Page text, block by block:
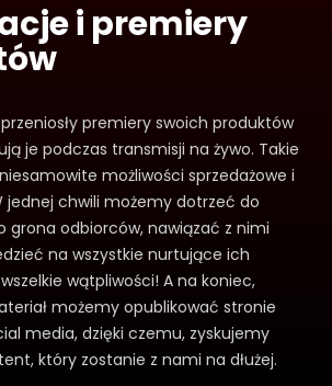
i premiery
premiery swoich produktów
je podczas transmisji na żywo. Takie
możliwości sprzedażowe i
jednej chwili możemy dotrzeć do
grona odbiorców, nawiązać z nimi
na wszystkie nurtujące ich
wątpliwości! A na koniec,
możemy opublikować stronie
media, dzięki czemu, zyskujemy
który zostanie z nami na dłużej.